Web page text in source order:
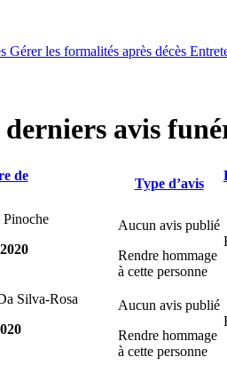
Gérer les formalités après décès
derniers avis
de
Type d’avis
Aucun avis publié
Rendre hommage
à cette personne
Silva-Rosa
Aucun avis publié
Rendre hommage
à cette personne